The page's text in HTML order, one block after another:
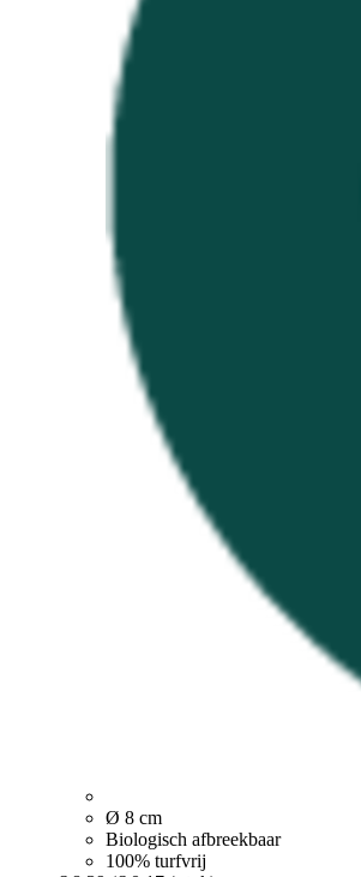
Ø 8 cm
Biologisch afbreekbaar
100% turfvrij